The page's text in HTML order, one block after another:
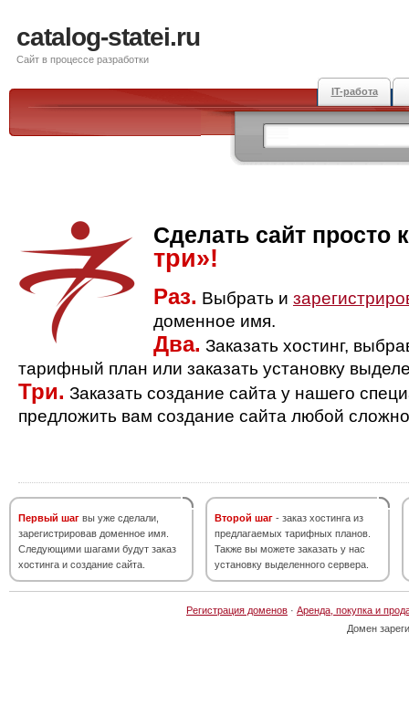
catalog-statei.ru
Сайт в процессе разработки
IT-работа
Сделать сайт просто
три»!
Раз. Выбрать и
доменное имя.
Два. Заказать хостинг,
тарифный план или заказать установку
Три. Заказать создание сайта у нашего
предложить вам создание сайта любой
Первый шаг вы уже сделали,
зарегистрировав доменное имя.
Следующими шагами будут заказ
хостинга и создание сайта.
Второй шаг - заказ хостинга из
предлагаемых тарифных планов.
Также вы можете заказать у нас
установку выделенного сервера.
Регистрация доменов · Аренда, покупка и
Домен